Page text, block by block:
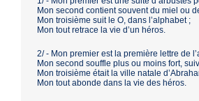
Mon second contient souvent du miel ou
Mon troisième suit le O, dans l’alphabet ;
Mon tout retrace la vie d’un héros.
2/ - Mon premier est la première lettre de
Mon second souffle plus ou moins fort,
Mon troisième était la ville natale
Mon tout abonde dans la vie des héros.